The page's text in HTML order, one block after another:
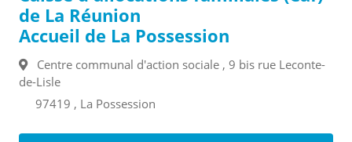
de La Réunion
Accueil de La Possession
Centre communal d'action sociale , 9 bis rue Leconte-
de-Lisle
97419 , La Possession